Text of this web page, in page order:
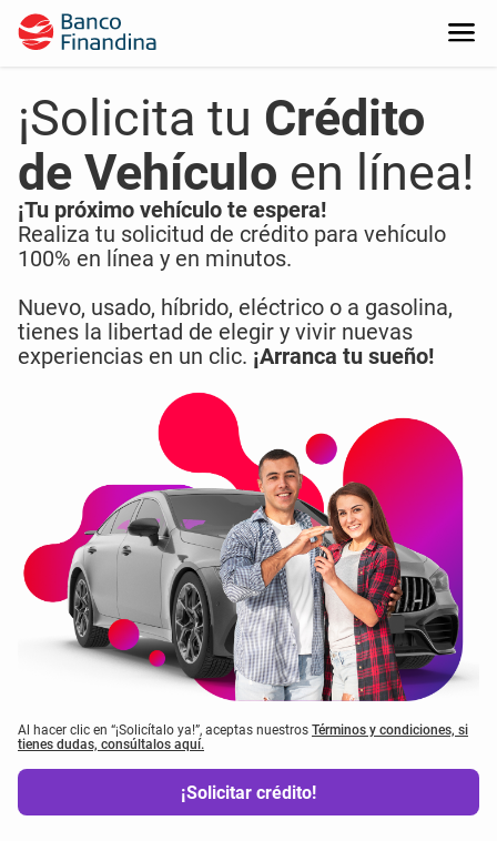
¡Solicita tu Crédito
de Vehículo en línea!
¡Tu próximo vehículo te espera!
Realiza tu solicitud de crédito para vehículo
100% en línea y en minutos.
Nuevo, usado, híbrido, eléctrico o a gasolina,
tienes la libertad de elegir y vivir nuevas
experiencias en un clic. ¡Arranca tu sueño!
Al hacer clic en “¡Solicítalo ya!”, aceptas nuestrosTérminos y condiciones, si
tienes dudas, consúltalos aquí.
¡Solicitar crédito!